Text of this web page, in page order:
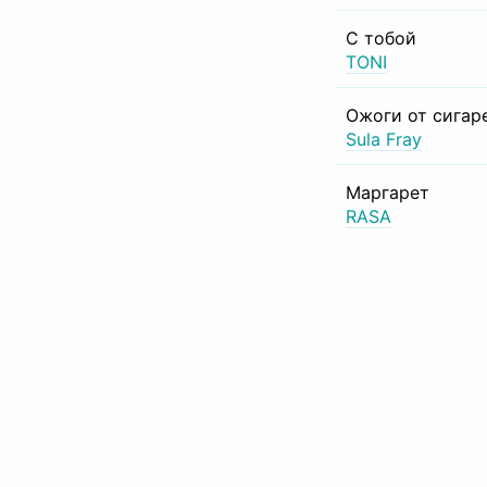
С тобой
TONI
Ожоги от
Sula Fray
Маргарет
RASA